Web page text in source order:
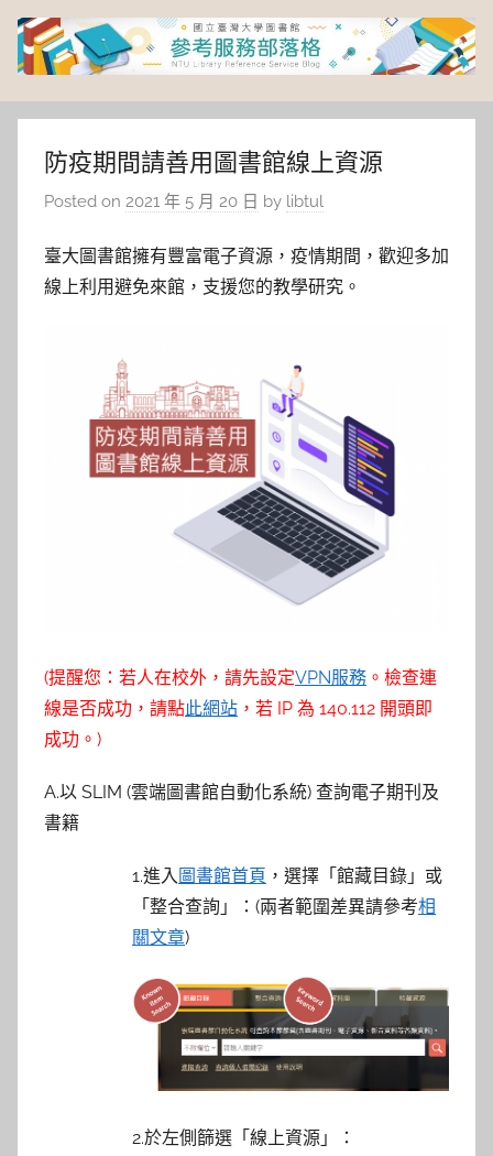
Skip
content
臺
灣
大
學
務
部
落
格
防疫期間請善用圖書館線上資源
Posted on 2021 年 5 月 20 日 by libtul
臺大圖書館擁有豐富電子資源，疫情期間，歡迎多加
線上利用避免來館，支援您的教學研究。
(提醒您：若人在校外，請先設定VPN服務 。檢查連
線是否成功，請點此網站 ，若 IP 為 140.112 開頭即
成功。)
A.以 SLIM (雲端圖書館自動化系統) 查詢電子期刊及
書籍
1.進入 圖書館首頁 ，選擇「館藏目錄」或
「整合查詢」：(兩者範圍差異請參考相
關文章)
2.於左側篩選「線上資源」：